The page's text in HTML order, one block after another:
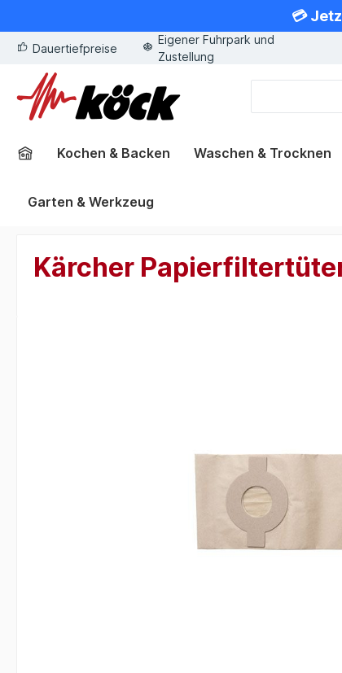
💳
Dauertiefpreise
Eigener Fuhrpark und
Zustellung
Kochen & Backen Waschen & Trocknen
Garten & Werkzeug
Kärcher